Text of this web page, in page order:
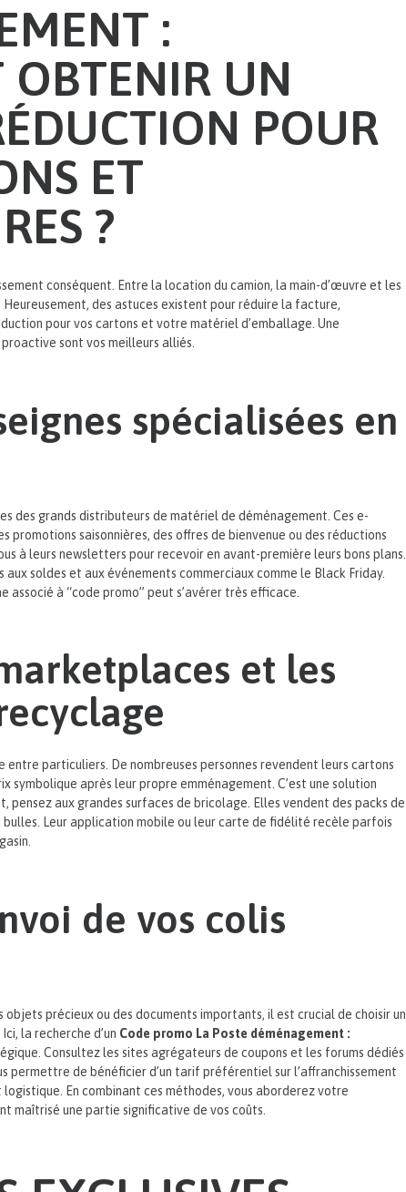
:
UN
POUR
ET
?
conséquent. Entre la location du camion, la main-d’œuvre et les
des astuces existent pour réduire la facture,
pour vos cartons et votre matériel d’emballage. Une
sont vos meilleurs alliés.
spécialisées en
des grands distributeurs de matériel de déménagement. Ces e-
promotions saisonnières, des offres de bienvenue ou des réductions
à leurs newsletters pour recevoir en avant-première leurs bons plans.
soldes et aux événements commerciaux comme le Black Friday.
associé à “code promo” peut s’avérer très efficace.
et les
particuliers. De nombreuses personnes revendent leurs cartons
après leur propre emménagement. C’est une solution
aux grandes surfaces de bricolage. Elles vendent des packs de
Leur application mobile ou leur carte de fidélité recèle parfois
de vos colis
objets précieux ou des documents importants, il est crucial de choisir un
la recherche d’un Code promo La Poste déménagement :
Consultez les sites agrégateurs de coupons et les forums dédiés
permettre de bénéficier d’un tarif préférentiel sur l’affranchissement
En combinant ces méthodes, vous aborderez votre
maîtrisé une partie significative de vos coûts.